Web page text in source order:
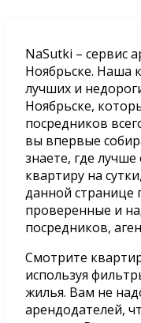
NaSutki – сервис
Ноябрьске. Наша
лучших и
Ноябрьске,
посредников
вы впервые
знаете, где
квартиру на
данной странице
проверенные и
посредников,
Смотрите
используя
жилья. Вам не
арендодателей,